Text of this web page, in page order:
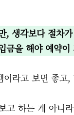
, 생각보다 절차
금을 해야 예약이
라고 보면 좋
고 하는 게 아니